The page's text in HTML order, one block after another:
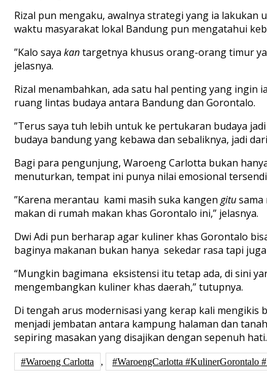
Rizal pun mengaku, awalnya strategi yang ia
waktu masyarakat lokal Bandung pun mengatahui
”Kalo saya kantargetnya khusus orang-orang timur
jelasnya.
Rizal menambahkan, ada satu hal penting yang
ruang lintas budaya antara Bandung dan Gorontalo.
”Terus saya tuh lebih untuk ke pertukaran budaya
budaya bandung yang kebawa dan sebaliknya, jadi
Bagi para pengunjung, Waroeng Carlotta bukan
menuturkan, tempat ini punya nilai emosional
”Karena merantau kami masih suka kangengitusama
makan di rumah makan khas Gorontalo ini,” jelasnya.
Dwi Adi pun berharap agar kuliner khas Gorontalo
baginya makanan bukan hanya sekedar rasa tapi
“Mungkin bagimana eksistensi itu tetap ada, di sini
mengembangkan kuliner khas daerah,” tutupnya.
Di tengah arus modernisasi yang kerap kali mengikis
menjadi jembatan antara kampung halaman dan
sepiring masakan yang disajikan dengan sepenuh hati.
#Waroeng Carlotta ,
#WaroengCarlotta